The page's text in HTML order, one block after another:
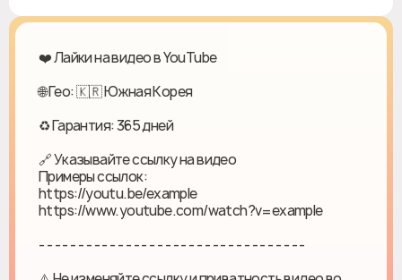
❤️ Лайки на видео в YouTube
🌐 Гео: 🇰🇷 Южная Корея
♻ Гарантия: 365 дней
🔗 Указывайте ссылку на видео
Примеры ссылок:
https://youtu.be/example
https://www.youtube.com/watch?v=example
- - - - - - - - - - - - - - - - - - - - - - - - - - - - - - - - - -